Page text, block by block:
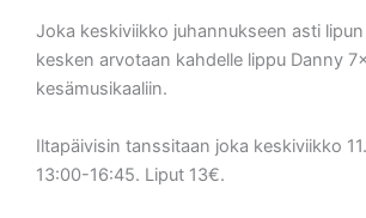
Joka keskiviikko juhannukseen asti
kesken arvotaan kahdelle lippu Danny
kesämusikaaliin.
Iltapäivisin tanssitaan joka keskiviikko
13:00-16:45. Liput 13€.